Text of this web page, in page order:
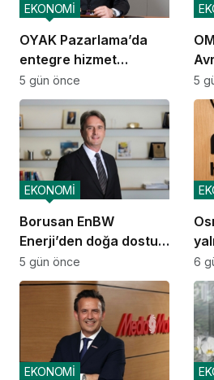
OYAK Pazarlama’da
entegre hizmet
ekosistemi kuruluyor
EKONOMİ
5 gün önce
ve
5
Borusan EnBW
Enerji’den doğa dostu
proje
EKONOMİ
5 gün önce 6
EKONOMİ